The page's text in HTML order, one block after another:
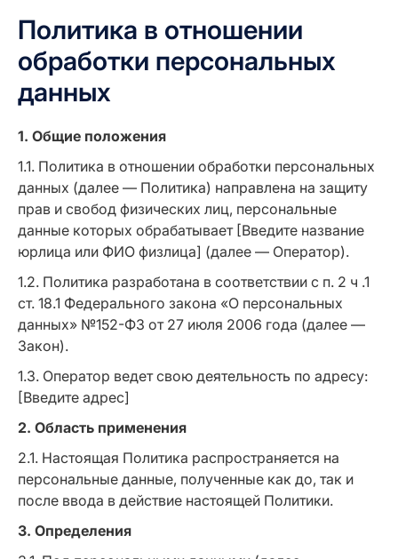
Политика в отношении
обработки персональных
данных
1. Общие положения
1.1. Политика в отношении обработки персональных
данных (далее — Политика) направлена на защиту
прав и свобод физических лиц, персональные
данные которых обрабатывает [Введите название
юрлица или ФИО физлица] (далее — Оператор).
1.2. Политика разработана в соответствии с п. 2 ч .1
ст. 18.1 Федерального закона «О персональных
данных» №152-ФЗ от 27 июля 2006 года (далее —
Закон).
1.3. Оператор ведет свою деятельность по адресу:
[Введите адрес]
2. Область применения
2.1. Настоящая Политика распространяется на
персональные данные, полученные как до, так и
после ввода в действие настоящей Политики.
3. Определения